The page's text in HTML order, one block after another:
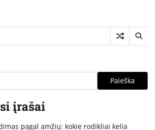
Paieška
įrašai
pagal amžių: kokie rodikliai kelia